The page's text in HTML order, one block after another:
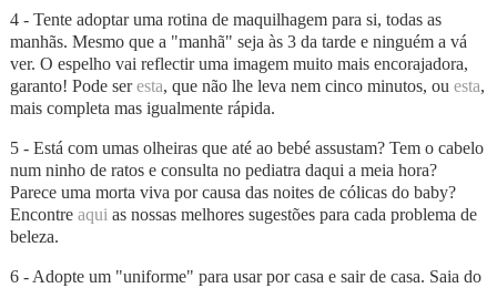
4 - Tente adoptar uma rotina de maquilhagem para si, todas as
manhãs. Mesmo que a "manhã" seja às 3 da tarde e ninguém a vá
ver. O espelho vai reflectir uma imagem muito mais encorajadora,
garanto! Pode seresta, que não lhe leva nem cinco minutos, ou esta,
mais completa mas igualmente rápida.
5 - Está com umas olheiras que até ao bebé assustam? Tem o cabelo
num ninho de ratos e consulta no pediatra daqui a meia hora?
Parece uma morta viva por causa das noites de cólicas do baby?
Encontreaqui as nossas melhores sugestões para cada problema de
beleza.
6 - Adopte um "uniforme" para usar por casa e sair de casa. Saia do